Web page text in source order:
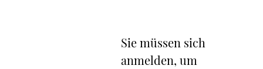
Sie müssen sich
anmelden, um